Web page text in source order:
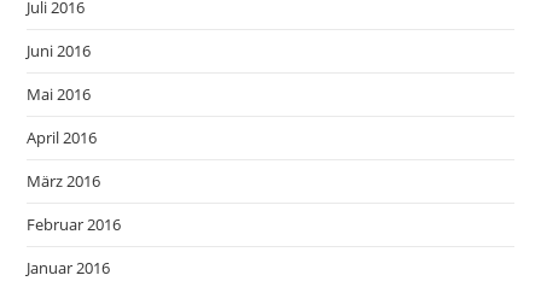
Juli 2016
Juni 2016
Mai 2016
April 2016
März 2016
Februar 2016
Januar 2016